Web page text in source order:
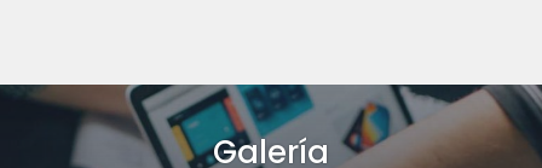
Galería